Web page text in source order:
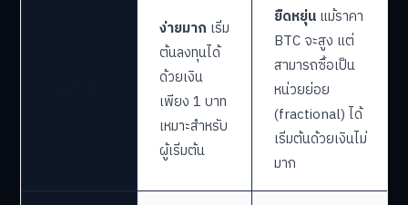
ง่ายมาก เริ่ม
ต้นลงทุนได้
ด้วยเงิน
เพียง 1 บาท
เหมาะสำหรับ
ผู้เริ่มต้น
ยืดหยุ่น แม้ราคา
BTC จะสูง แต่
สามารถซื้อเป็น
หน่วยย่อย
(fractional) ได้
เริ่มต้นด้วยเงินไม่
มาก